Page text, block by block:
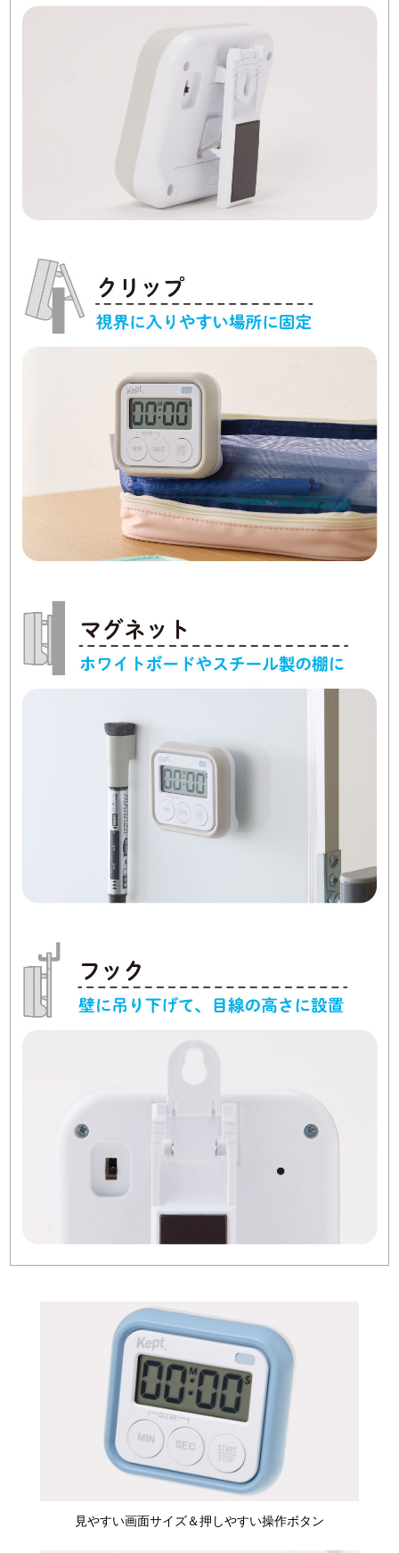
見やすい画面サイズ＆押しやすい操作ボタン